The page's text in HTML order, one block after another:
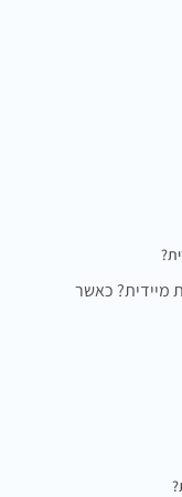
מיידית? כאשר